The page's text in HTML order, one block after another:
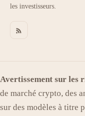
les investisseurs.
Avertissement sur les
de marché crypto, des
sur des modèles à titre